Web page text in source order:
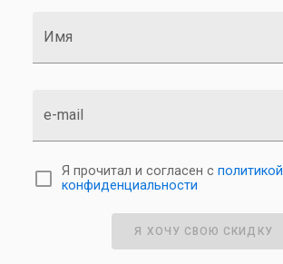
Имя
e-mail
Я прочитал и согласен с политикой
конфиденциальности
Я ХОЧУ СВОЮ СКИДКУ